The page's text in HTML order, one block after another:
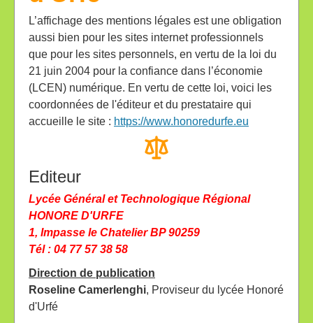
L’affichage des mentions légales est une obligation
aussi bien pour les sites internet professionnels
que pour les sites personnels, en vertu de la loi du
21 juin 2004 pour la confiance dans l’économie
(LCEN) numérique. En vertu de cette loi, voici les
coordonnées de l'éditeur et du prestataire qui
accueille le site : https://www.honoredurfe.eu
Editeur
Lycée Général et Technologique Régional
HONORE D'URFE
1, Impasse le Chatelier BP 90259
Tél : 04 77 57 38 58
Direction de publication
Roseline Camerlenghi, Proviseur du lycée Honoré
d'Urfé